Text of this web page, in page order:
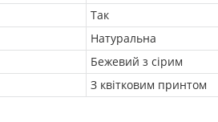
Так
Натуральна
Бежевий з сірим
З квітковим принтом